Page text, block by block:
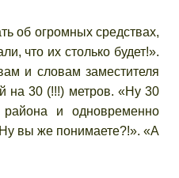
об огромных средствах,
что их столько будет!».
и словам заместителя
на 30 (!!!) метров. «Ну 30
и одновременно
вы же понимаете?!». «А